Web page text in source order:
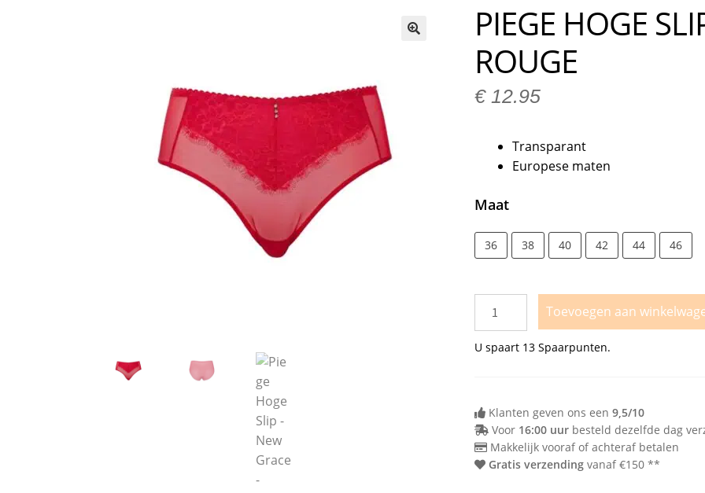
PIEGE HOGE
ROUGE
€12.95
Transparant
Europese maten
Maat
36 38 40 42 44 46
Toevoegen aan
U spaart 13Spaarpunten.
Klanten geven ons een 9,5/10
Voor 16:00 uurbesteld dezelfde dag
Makkelijk vooraf of achteraf betalen
Gratis verzendingvanaf €150 **